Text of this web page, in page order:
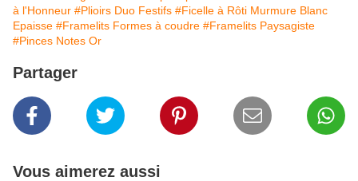
à l'Honneur #Plioirs Duo Festifs #Ficelle à Rôti Murmure Blanc
Epaisse #Framelits Formes à coudre #Framelits Paysagiste
#Pinces Notes Or
Partager
Vous aimerez aussi